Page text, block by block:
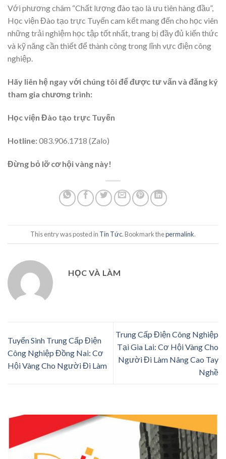
Với phương châm “Chất lượng đào tạo là ưu tiên hàng đầu”,
Học viện Đào tạo trực Tuyến cam kết mang đến cho học viên
những trải nghiệm học tập tốt nhất, trang bị đầy đủ kiến thức
và kỹ năng cần thiết để thành công trong lĩnh vực điện công
nghiệp.
Hãy liên hệ ngay với chúng tôi để được tư vấn và đăng ký
tham gia chương trình:
Học viện Đào tạo trực Tuyến
Hotline:083.906.1718 (Zalo)
Đừng bỏ lỡ cơ hội vàng này!
This entry was posted in Tin Tức. Bookmark thepermalink.
HỌC VÀ LÀM
Tuyển Sinh Trung Cấp Điện
Công Nghiệp Đồng Nai: Cơ
Hội Vàng Cho Người Đi Làm
Trung Cấp Điện Công Nghiệp
Tại Gia Lai: Cơ Hội Vàng Cho
Người Đi Làm Nâng Cao Tay
Nghề